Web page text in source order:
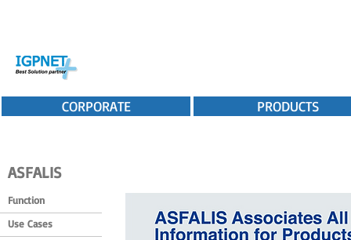
CORPORATE PRODUCTS
ASFALIS
Function
Use Cases